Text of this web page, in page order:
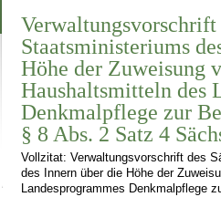
Verwaltungsvorschrift
Staatsministeriums
Höhe der Zuweisung
Haushaltsmitteln des
Denkmalpflege zur
§ 8 Abs. 2 Satz 4
Vollzitat: Verwaltungsvorschrift des
des Innern über die Höhe der
Landesprogrammes Denkmalpflege